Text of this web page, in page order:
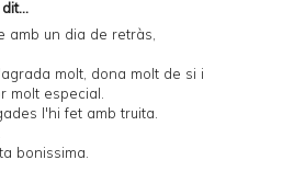
amb un dia de retràs,
molt, dona molt de si i
molt especial.
l'hi fet amb truita.
bonissima.